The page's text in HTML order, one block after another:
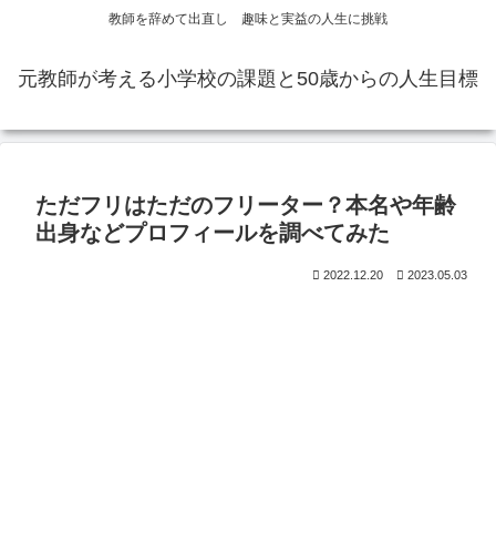
教師を辞めて出直し 趣味と実益の人生に挑戦
元教師が考える小学校の課題と50歳からの人生目標
ただフリはただのフリーター？本名や年齢
出身などプロフィールを調べてみた
2022.12.20 2023.05.03